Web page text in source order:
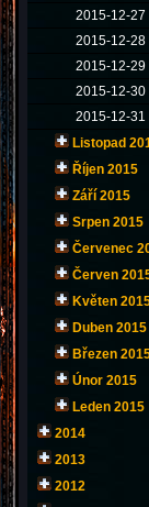
2015-12-27
2015-12-28
2015-12-29
2015-12-30
2015-12-31
Listopad
Říjen 2015
Září 2015
Srpen 2015
Červenec
Červen
Květen
Duben 2015
Březen
Únor 2015
Leden 2015
2014
2013
2012